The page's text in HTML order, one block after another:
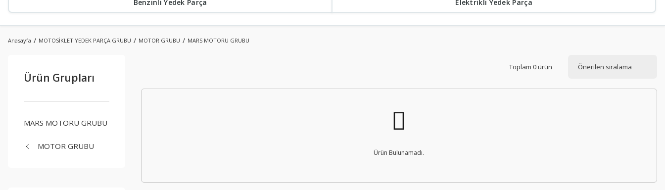
Benzinli Yedek Parça Elektrikli Yedek Parça
Anasayfa MOTOSİKLET YEDEK PARÇA GRUBU MOTOR GRUBU MARS MOTORU GRUBU
Ürün Grupları
MARS MOTORU GRUBU
MOTOR GRUBU
Toplam 0 ürün
Ürün Bulunamadı.